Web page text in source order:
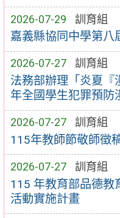
2026-07-29 訓育組
嘉義縣協同中學第八
2026-07-27 訓育組
法務部辦理「炎夏『
年全國學生犯罪預防
2026-07-27 訓育組
115年教師節敬師徵
2026-07-27 訓育組
115 年教育部品德教
活動實施計畫